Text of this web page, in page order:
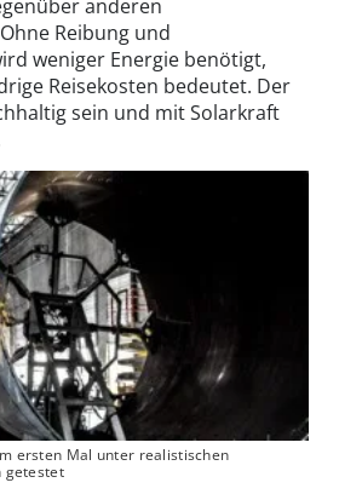
anderen
Reibung und
weniger Energie benötigt,
Reisekosten bedeutet. Der
sein und mit Solarkraft
ersten Mal unter realistischen
getestet